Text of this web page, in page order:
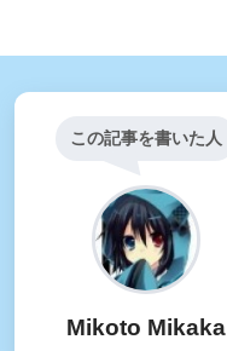
この記事を書いた人
Mikoto Mikaka